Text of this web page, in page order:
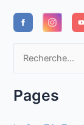
hPages